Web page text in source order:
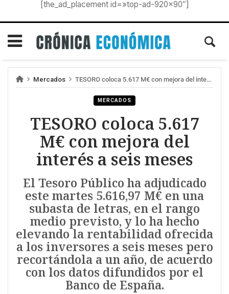
[the_ad_placement id=»top-ad-920×90″]
Mercados TESORO coloca 5.617 M€ con mejora del interés a seis meses
MERCADOS
TESORO coloca 5.617
M€ con mejora del
interés a seis meses
El Tesoro Público ha adjudicado
este martes 5.616,97 M€ en una
subasta de letras, en el rango
medio previsto, y lo ha hecho
elevando la rentabilidad ofrecida
a los inversores a seis meses pero
recortándola a un año, de acuerdo
con los datos difundidos por el
Banco de España.